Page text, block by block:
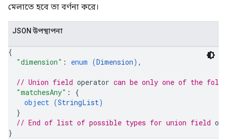
মেলাতে হবে তা বর্ণনা করে।
JSON উপস্থাপনা
{
"dimension" : enum (Dimension) ,
// Union field operator can be only one of the
"matchesAny" : {
object (StringList)
}
// End of list of possible types for union field
}